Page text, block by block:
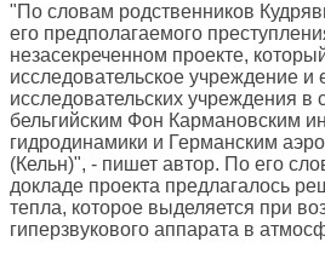
"По словам родственников
его предполагаемого
незасекреченном проекте,
исследовательское учреждение и
исследовательских учреждения в
бельгийским Фон Кармановским
гидродинамики и Германским
(Кельн)", - пишет автор. По его
докладе проекта предлагалось
тепла, которое выделяется при
гиперзвукового аппарата в